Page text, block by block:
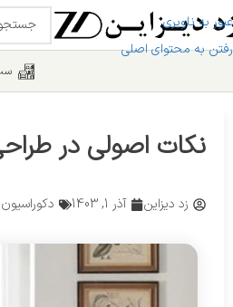
عبور به ناوبری
رفتن به محتوای اصلی
نکات اصولی در
زد دیزاین آذر 1, 1403